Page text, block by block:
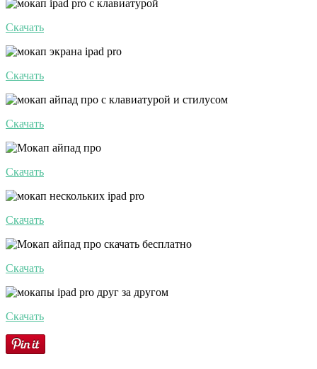
Скачать
Скачать
Скачать
Скачать
Скачать
Скачать
Скачать